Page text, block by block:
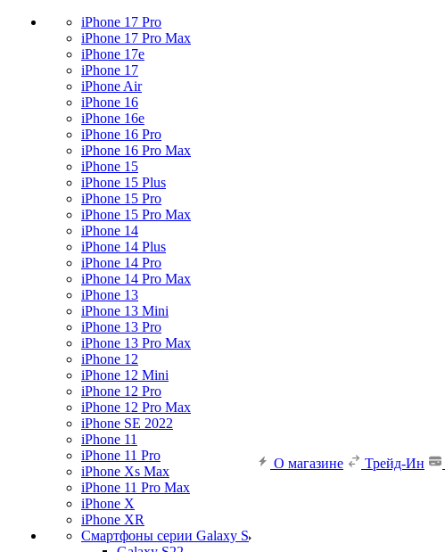
iPhone 17 Pro
iPhone 17 Pro Max
iPhone 17e
iPhone 17
iPhone Air
iPhone 16
iPhone 16e
iPhone 16 Pro
iPhone 16 Pro Max
iPhone 15
iPhone 15 Plus
iPhone 15 Pro
iPhone 15 Pro Max
iPhone 14
iPhone 14 Plus
iPhone 14 Pro
iPhone 14 Pro Max
iPhone 13
iPhone 13 Mini
iPhone 13 Pro
iPhone 13 Pro Max
iPhone 12
iPhone 12 Mini
iPhone 12 Pro
iPhone 12 Pro Max
iPhone SE 2022
iPhone 11
iPhone 11 Pro
iPhone Xs Max
iPhone 11 Pro Max
iPhone X
iPhone XR
Смартфоны серии Galaxy S
О магазине Трейд-Ин